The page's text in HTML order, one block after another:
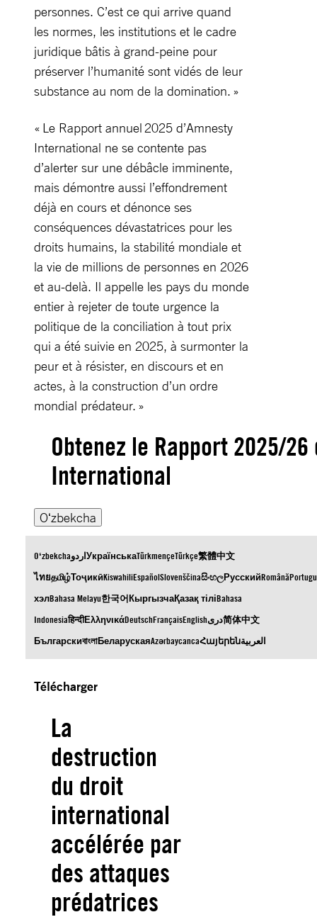
personnes. C’est ce qui arrive quand
les normes, les institutions et le cadre
juridique bâtis à grand-peine pour
préserver l’humanité sont vidés de leur
substance au nom de la domination. »
« Le Rapport annuel 2025 d’Amnesty
International ne se contente pas
d’alerter sur une débâcle imminente,
mais démontre aussi l’effondrement
déjà en cours et dénonce ses
conséquences dévastatrices pour les
droits humains, la stabilité mondiale et
la vie de millions de personnes en 2026
et au-delà. Il appelle les pays du monde
entier à rejeter de toute urgence la
politique de la conciliation à tout prix
qui a été suivie en 2025, à surmonter la
peur et à résister, en discours et en
actes, à la construction d’un ordre
mondial prédateur. »
Obtenez le Rapport 2025/26
International
Oʻzbekcha
OʻzbekchaاردوУкраїнськаTürkmençeTürkçe繁體中文
ไทยதமிழ்ТоҷикӣKiswahiliEspañolSlovenščinaසිංහලРусскийRomână
хэлBahasa Melayu한국어КыргызчаҚазақ тіліBahasa
Indonesiaहिन्दीΕλληνικάDeutschFrançaisEnglishدری简体中文
БългарскиবাংলাБеларускаяAzərbaycancaՀայերենالعربية
Télécharger
La
destruction
du droit
international
accélérée par
des attaques
prédatrices